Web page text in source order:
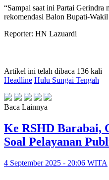
“Sampai saat ini Partai Gerindra
rekomendasi Balon Bupati-
Reporter: HN Lazuardi
Artikel ini telah dibaca 136 kali
Headline Hulu Sungai Tengah
Baca Lainnya
Ke RSHD Barabai,
Soal Pelayanan
4 September 2025 - 20:06 WITA